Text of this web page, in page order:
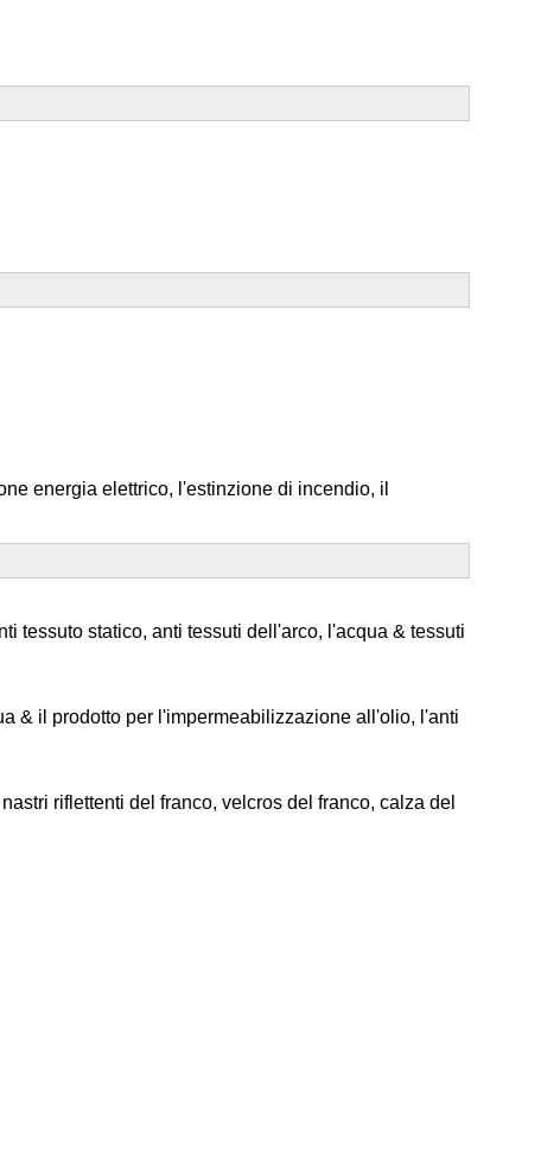
energia elettrico, l'estinzione di incendio, il
tessuto statico, anti tessuti dell'arco, l'acqua & tessuti
& il prodotto per l'impermeabilizzazione all'olio, l'anti
riflettenti del franco, velcros del franco, calza del